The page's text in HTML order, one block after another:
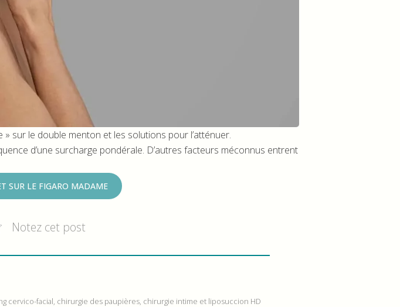
sur le double menton et les solutions pour l’atténuer.
d’une surcharge pondérale. D’autres facteurs méconnus entrent
SUR LE FIGARO MADAME
Notez cet post
cervico-facial, chirurgie des paupières, chirurgie intime et liposuccion HD